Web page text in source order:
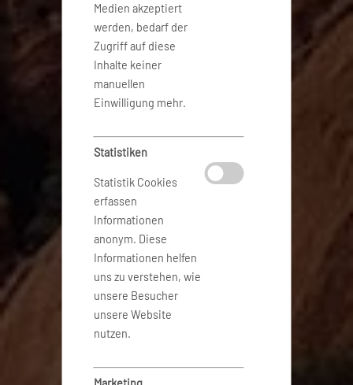
Medien akzeptiert
werden, bedarf der
Zugriff auf diese
Inhalte keiner
manuellen
Einwilligung mehr.
Statistiken
Statistik Cookies
erfassen
Informationen
anonym. Diese
Informationen helfen
uns zu verstehen, wie
unsere Besucher
unsere Website
nutzen.